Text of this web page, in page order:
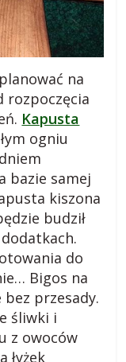
na
rozpoczęcia
Kapusta
ogniu
bazie samej
kiszona
budził
do
Bigos na
bez przesady.
śliwki i
z owoców
łyżek